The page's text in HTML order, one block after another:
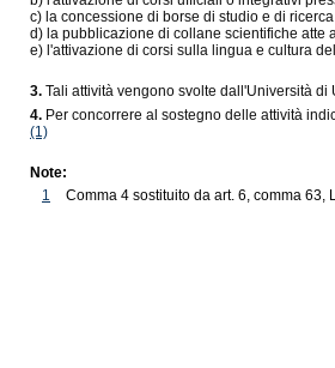
c) la concessione di borse di studio e di
d) la pubblicazione di collane scientifiche atte
e) l'attivazione di corsi sulla lingua e cultura
3. Tali attività vengono svolte dall'Università
4. Per concorrere al sostegno delle attività
(1)
Note:
1
Comma 4 sostituito da art. 6, comma 63,